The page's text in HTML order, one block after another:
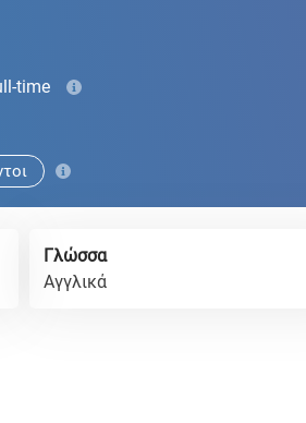
time
Γλώσσα
Αγγλικά